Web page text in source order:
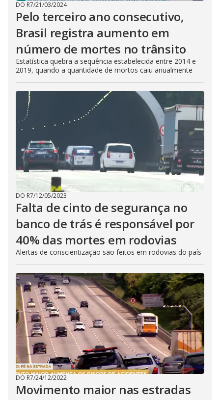
DO R7/21/03/2024
Pelo terceiro ano consecutivo,
Brasil registra aumento em
número de mortes no trânsito
Estatística quebra a sequência estabelecida entre 2014 e
2019, quando a quantidade de mortos caiu anualmente
DO R7/12/05/2023
Falta de cinto de segurança no
banco de trás é responsável por
40% das mortes em rodovias
Alertas de conscientização são feitos em rodovias do país
DO R7/24/12/2022
Movimento maior nas estradas